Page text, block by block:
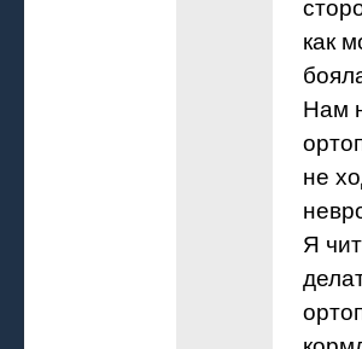
как
Нам
не
Я